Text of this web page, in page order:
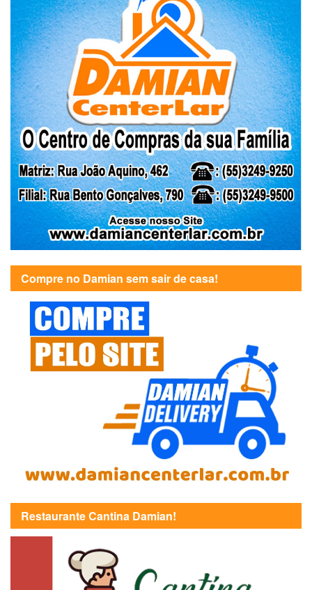
Compre no Damian sem sair de casa!
Restaurante Cantina Damian!